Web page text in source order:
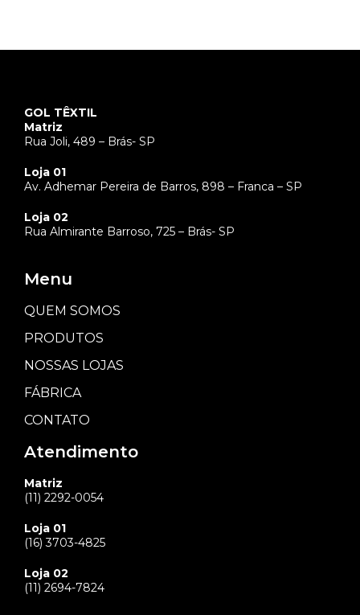
GOL TÊXTIL
Matriz
Rua Joli, 489 – Brás- SP
Loja 01
Av. Adhemar Pereira de Barros, 898 – Franca – SP
Loja 02
Rua Almirante Barroso, 725 – Brás- SP
Menu
QUEM SOMOS
PRODUTOS
NOSSAS LOJAS
FÁBRICA
CONTATO
Atendimento
Matriz
(11) 2292-0054
Loja 01
(16) 3703-4825
Loja 02
(11) 2694-7824